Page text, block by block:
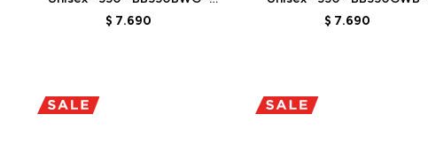
ELD
$ 7.690
ELD
$ 7.690